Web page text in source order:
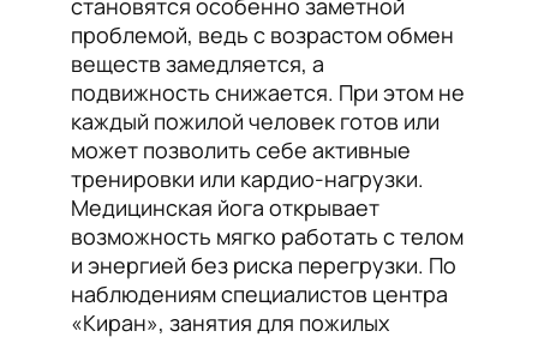
становятся особенно заметной
проблемой, ведь с возрастом обмен
веществ замедляется, а
подвижность снижается. При этом не
каждый пожилой человек готов или
может позволить себе активные
тренировки или кардио-нагрузки.
Медицинская йога открывает
возможность мягко работать с телом
и энергией без риска перегрузки. По
наблюдениям специалистов центра
«Киран», занятия для пожилых